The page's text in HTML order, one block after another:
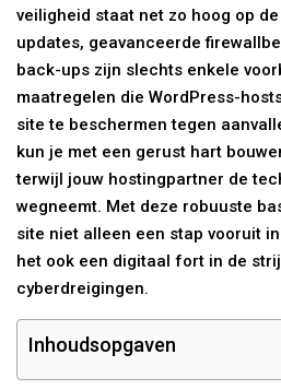
veiligheid staat net zo hoog op
updates, geavanceerde
back-ups zijn slechts enkele
maatregelen die WordPress-
site te beschermen tegen
kun je met een gerust hart
terwijl jouw hostingpartner de
wegneemt. Met deze robuuste
site niet alleen een stap vooruit
het ook een digitaal fort in de
cyberdreigingen.
Inhoudsopgaven